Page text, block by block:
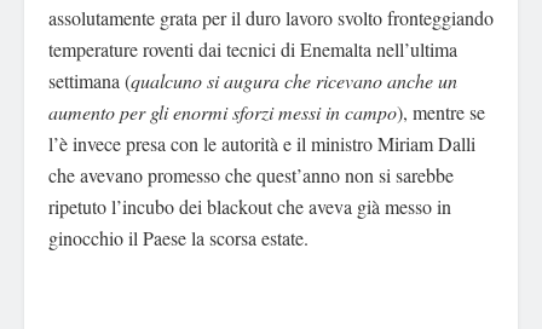
assolutamente grata per il duro lavoro svolto fronteggiando
temperature roventi dai tecnici di Enemalta nell’ultima
settimana (qualcuno si augura che ricevano anche un
aumento per gli enormi sforzi messi in campo), mentre se
l’è invece presa con le autorità e il ministro Miriam Dalli
che avevano promesso che quest’anno non si sarebbe
ripetuto l’incubo dei blackout che aveva già messo in
ginocchio il Paese la scorsa estate.